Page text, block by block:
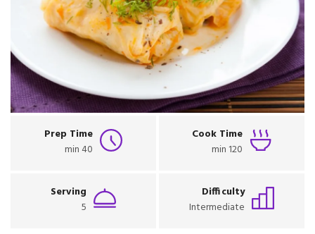
حياة
Prep Time
40 min
Cook Time
120 min
Serving
5
Difficulty
Intermediate